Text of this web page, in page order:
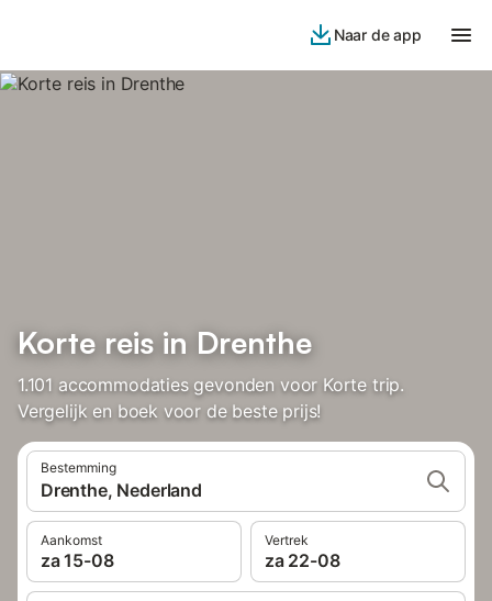
Naar de app
Korte reis in Drenthe
1.101 accommodaties gevonden voor Korte trip.
Vergelijk en boek voor de beste prijs!
Bestemming
Drenthe, Nederland
Aankomst
za 15-08
Vertrek
za 22-08